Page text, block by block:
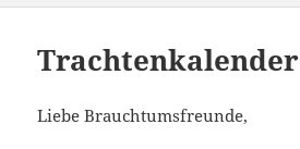
Trachtenkalender
Liebe Brauchtumsfreunde,